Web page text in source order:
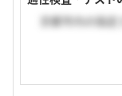
京都市内の指